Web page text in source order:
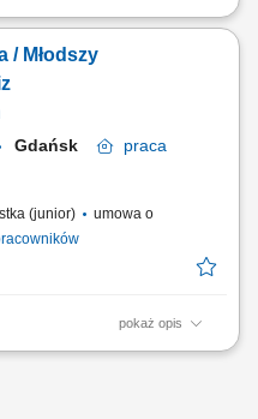
opracowywanie dokumentacji
i wymogami prawa,
oraz przedstawicielstwami
/ Młodszy
Gdańsk
praca
(junior)
umowa o
pokaż opis
tumor-agnostic multiomic